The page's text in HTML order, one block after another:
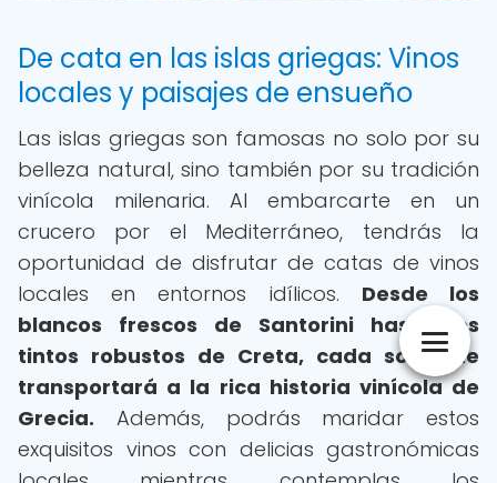
De cata en las islas griegas: Vinos
locales y paisajes de ensueño
Las islas griegas son famosas no solo por su
belleza natural, sino también por su tradición
vinícola milenaria. Al embarcarte en un
crucero por el Mediterráneo, tendrás la
oportunidad de disfrutar de catas de vinos
locales en entornos idílicos. Desde los
blancos frescos de Santorini hasta los
tintos robustos de Creta, cada sorbo te
transportará a la rica historia vinícola de
Grecia. Además, podrás maridar estos
exquisitos vinos con delicias gastronómicas